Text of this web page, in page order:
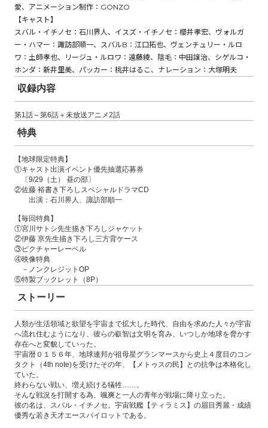
愛、アニメーション制作：GONZO
【キャスト】
スバル・イチノセ：石川界人、イスズ・イチノセ：櫻井孝宏、ヴォルガ
ー・ハマー：諏訪部順一、スバルB：江口拓也、ヴェンチュリー・ルロ
ワ：土師孝也、リージュ・ルロワ：遠藤綾、陰毛：中田譲治、シゲルコ・
ホンダ：新井里美、パッカー：桃井はるこ、ナレーション：大塚明夫
収録内容
第1話～第6話＋未放送アニメ2話
特典
【地球限定特典】
①キャスト出演イベント優先抽選応募券
〔9/29（土） 昼の部〕
②佐藤 裕書き下ろしスペシャルドラマCD
出演：石川界人、諏訪部順一
【毎回特典】
①宮川サトシ先生描き下ろしジャケット
②伊藤 亰先生描き下ろし三方背ケース
③ピクチャーレーベル
④映像特典
－ノンクレジットOP
⑤特製ブックレット（8P）
ストーリー
人類が生活領域と欲望を宇宙まで拡大した時代、自由を求めた人々が宇宙
へ流れ住むようになり、彼らの叡智は文明を育み、いつしか地球を脅かす
存在へと変貌していった。
宇宙暦０１５６年、地球連邦が祖母星グランマースから史上４度目のコン
タクト（4th note)を受けたその年、【メトゥスの民】との抗争は本格化し
ていた。
終わらない戦い、増え続ける犠牲……。
そんな戦況を打開する為、颯爽と一人の青年が戦場に降り立った。
彼の名は、スバル・イチノセ。宇宙戦艦【ティラミス】の眉目秀麗・成績
優秀な若き天才エースパイロットである。